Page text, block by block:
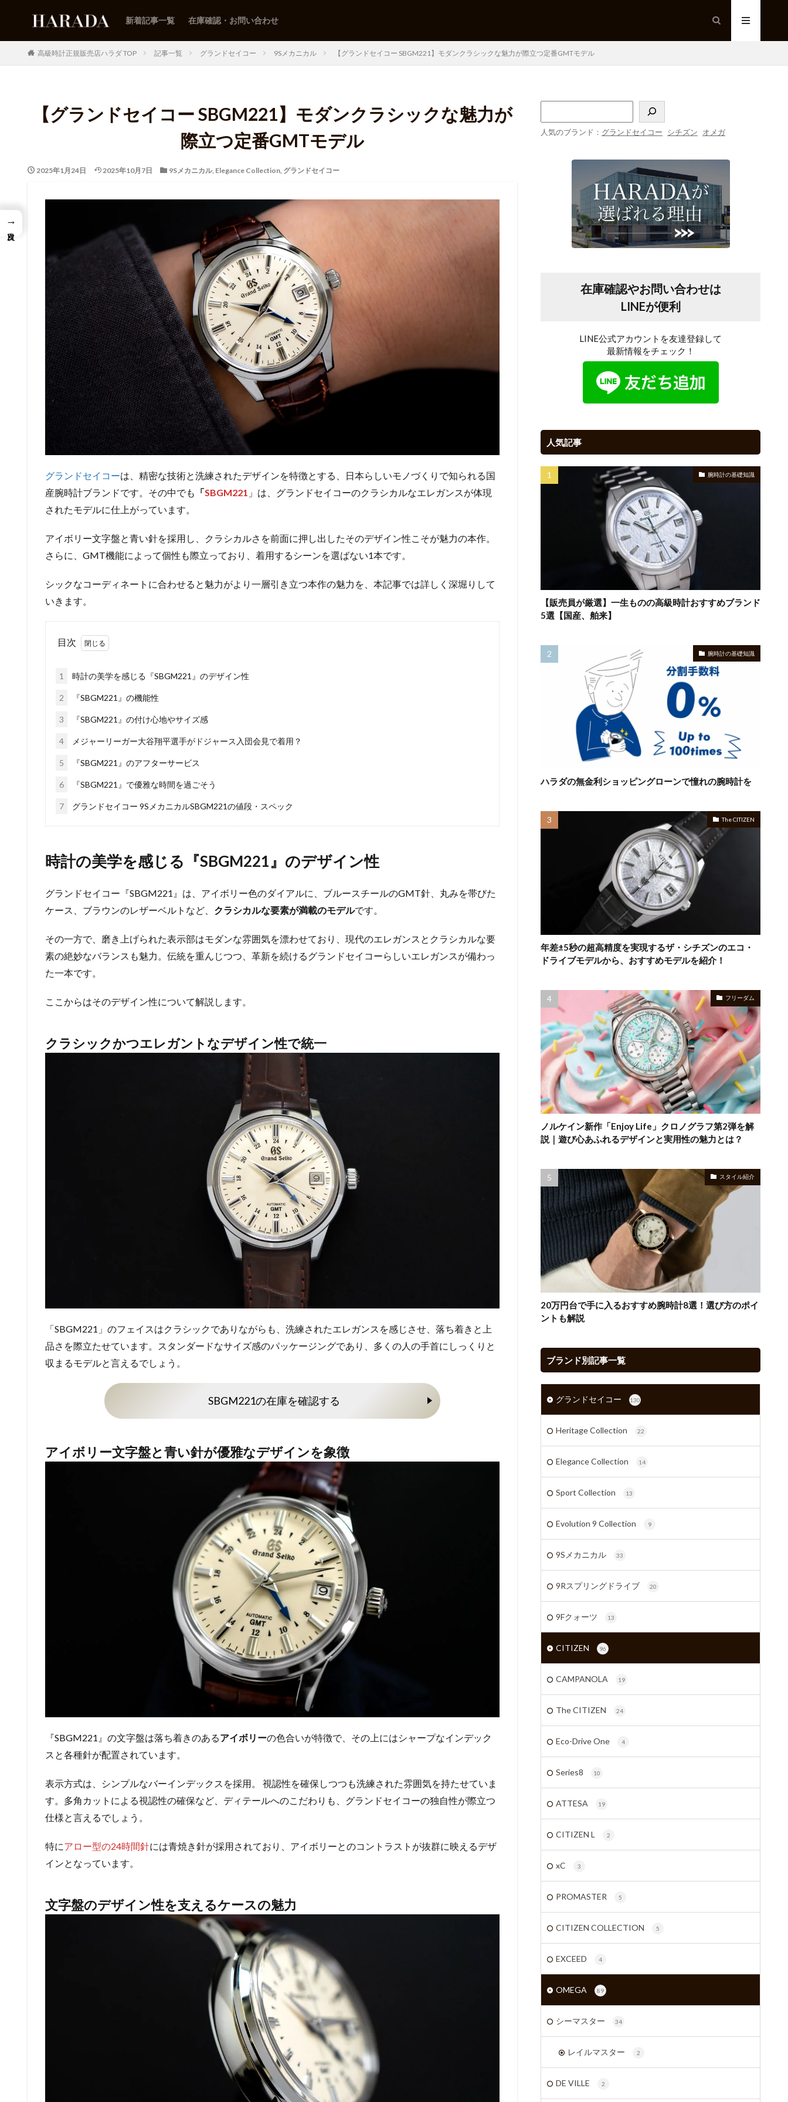
新着記事一覧 在庫確認・お問い合わせ
高級時計正規販売店ハラダ TOP 記事一覧 グランドセイコー 9Sメカニカル 【グランドセイコー SBGM221】モダンクラシックな魅力が際立つ定番GMTモデル
【グランドセイコー SBGM221】モダンクラシックな魅力が
際立つ定番GMTモデル
2025年1月24日 2025年10月7日 9Sメカニカル, Elegance Collection, グランドセイコー
グランドセイコーは、精密な技術と洗練されたデザインを特徴とする、日本らしいモノづくりで知られる国
産腕時計ブランドです。その中でも 「SBGM221 」 は、グランドセイコーのクラシカルなエレガンスが体現
されたモデルに仕上がっています。
アイボリー文字盤と青い針を採用し、クラシカルさを前面に押し出したそのデザイン性こそが魅力の本作。
さらに、GMT機能によって個性も際立っており、着用するシーンを選ばない1本です。
シックなコーディネートに合わせると魅力がより一層引き立つ本作の魅力を、本記事では詳しく深堀りして
いきます。
目次
1 時計の美学を感じる『SBGM221』のデザイン性
2 『SBGM221』の機能性
3 『SBGM221』の付け心地やサイズ感
4 メジャーリーガー大谷翔平選手がドジャース入団会見で着用？
5 『SBGM221』のアフターサービス
6 『SBGM221』で優雅な時間を過ごそう
7 グランドセイコー 9SメカニカルSBGM221の値段・スペック
時計の美学を感じる『SBGM221』のデザイン性
グランドセイコー『SBGM221』は、アイボリー色のダイアルに、ブルースチールのGMT針、丸みを帯びた
ケース、ブラウンのレザーベルトなど、 クラシカルな要素が満載のモデルです。
その一方で、磨き上げられた表示部はモダンな雰囲気を漂わせており、現代のエレガンスとクラシカルな要
素の絶妙なバランスも魅力。伝統を重んじつつ、革新を続けるグランドセイコーらしいエレガンスが備わっ
た一本です。
ここからはそのデザイン性について解説します。
クラシックかつエレガントなデザイン性で統一
「SBGM221」のフェイスはクラシックでありながらも、洗練されたエレガンスを感じさせ、落ち着きと上
品さを際立たせています。スタンダードなサイズ感のパッケージングであり、多くの人の手首にしっくりと
収まるモデルと言えるでしょう。
SBGM221の在庫を確認する
アイボリー文字盤と青い針が優雅なデザインを象徴
『SBGM221』の文字盤は落ち着きのあるアイボリーの色合いが特徴で、その上にはシャープなインデック
スと各種針が配置されています。
表示方式は、シンプルなバーインデックスを採用。 視認性を確保しつつも洗練された雰囲気を持たせていま
す。多角カットによる視認性の確保など、ディテールへのこだわりも、グランドセイコーの独自性が際立つ
仕様と言えるでしょう。
特にアロー型の24時間針には青焼き針が採用されており、アイボリーとのコントラストが抜群に映えるデザ
インとなっています。
文字盤のデザイン性を支えるケースの魅力
人気のブランド： グランドセイコー シチズン オメガ
在庫確認やお問い合わせは
LINEが便利
LINE公式アカウントを友達登録して
最新情報をチェック！
人気記事
腕時計の基礎知識
【販売員が厳選】一生ものの高級時計おすすめブランド
5選【国産、舶来】
腕時計の基礎知識
ハラダの無金利ショッピングローンで憧れの腕時計を
The CITIZEN
年差±5秒の超高精度を実現するザ・シチズンのエコ・
ドライブモデルから、おすすめモデルを紹介！
フリーダム
ノルケイン新作「Enjoy Life」クロノグラフ第2弾を解
説｜遊び心あふれるデザインと実用性の魅力とは？
スタイル紹介
20万円台で手に入るおすすめ腕時計8選！選び方のポイ
ントも解説
ブランド別記事一覧
グランドセイコー 130
Heritage Collection 22
Elegance Collection 14
Sport Collection 13
Evolution 9 Collection 9
9Sメカニカル 33
9Rスプリングドライブ 20
9Fクォーツ 13
CITIZEN 96
CAMPANOLA 19
The CITIZEN 24
Eco-Drive One 4
Series8 10
ATTESA 19
CITIZEN L 2
xC 3
PROMASTER 5
CITIZEN COLLECTION 5
EXCEED 4
OMEGA 89
シーマスター 34
レイルマスター 2
DE VILLE 2
→